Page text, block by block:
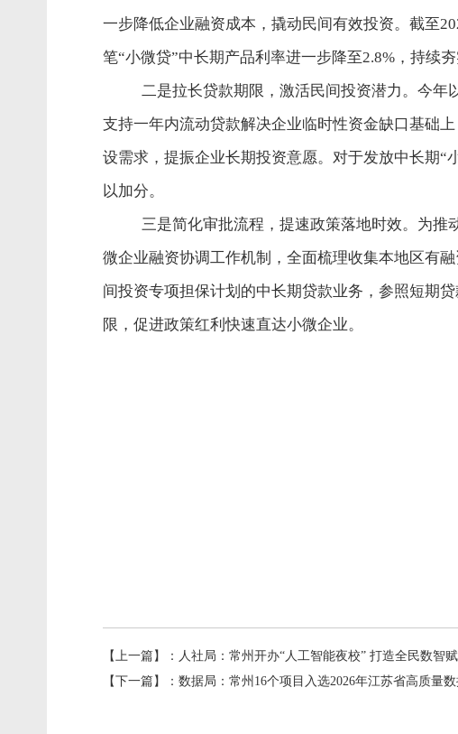
一步降低企业融资成本，撬动民间有效投资。截至
笔“小微贷”中长期产品利率进一步降至2.8% ，持续
二是拉长贷款期限，激活民间投资潜力。今
支持一年内流动贷款解决企业临时性资金缺口基础
设需求，提振企业长期投资意愿。对于发放中长期
以加分。
三是简化审批流程，提速政策落地时效。为推
微企业融资协调工作机制，全面梳理收集本地区有
间投资专项担保计划的中长期贷款业务，参照短期
限，促进政策红利快速直达小微企业。
【上一篇】： 人社局：常州开办“人工智能夜校” 打造全民数智
【下一篇】： 数据局：常州16个项目入选2026年江苏省高质量